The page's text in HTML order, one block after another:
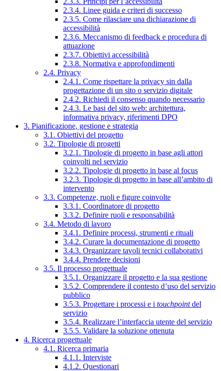
2.3.4. Linee guida e criteri di successo
2.3.5. Come rilasciare una dichiarazione di
accessibilità
2.3.6. Meccanismo di feedback e procedura di
attuazione
2.3.7. Obiettivi accessibilità
2.3.8. Normativa e approfondimenti
2.4. Privacy
2.4.1. Come rispettare la privacy sin dalla
progettazione di un sito o servizio digitale
2.4.2. Richiedi il consenso quando necessario
2.4.3. Le basi del sito web: architettura,
informativa privacy, riferimenti DPO
3. Pianificazione, gestione e strategia
3.1. Obiettivi del progetto
3.2. Tipologie di progetti
3.2.1. Tipologie di progetto in base agli attori
coinvolti nel servizio
3.2.2. Tipologie di progetto in base al focus
3.2.3. Tipologie di progetto in base all’ambito di
intervento
3.3. Competenze, ruoli e figure coinvolte
3.3.1. Coordinatore di progetto
3.3.2. Definire ruoli e responsabilità
3.4. Metodo di lavoro
3.4.1. Definire processi, strumenti e rituali
3.4.2. Curare la documentazione di progetto
3.4.3. Organizzare tavoli tecnici collaborativi
3.4.4. Prendere decisioni
3.5. Il processo progettuale
3.5.1. Organizzare il progetto e la sua gestione
3.5.2. Comprendere il contesto d’uso del servizio
pubblico
3.5.3. Progettare i processi e i touchpointdel
servizio
3.5.4. Realizzare l’interfaccia utente del servizio
3.5.5. Validare la soluzione ottenuta
4. Ricerca progettuale
4.1. Ricerca primaria
4.1.1. Interviste
4.1.2. Questionari